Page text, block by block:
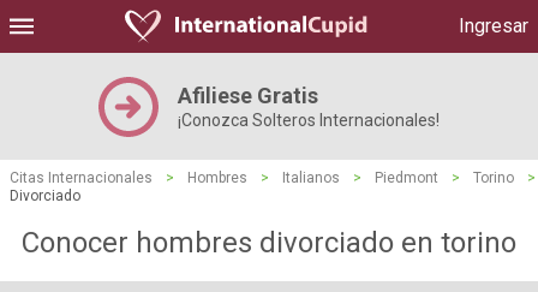
Ingresar
Afiliese Gratis
¡Conozca Solteros Internacionales!
Citas Internacionales > Hombres > Italianos > Piedmont > Torino
>
Divorciado
Conocer hombres divorciado en torino